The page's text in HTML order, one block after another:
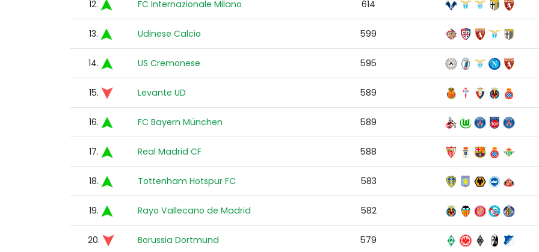
12. FC Internazionale Milano 614
13. Udinese Calcio 599
14. US Cremonese 595
15. Levante UD 589
16. FC Bayern München 589
17. Real Madrid CF 588
18. Tottenham Hotspur FC 583
19. Rayo Vallecano de Madrid 582
20. Borussia Dortmund 579